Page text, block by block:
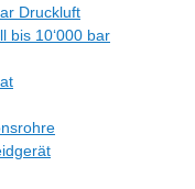
Druckluft
bis 10‘000 bar